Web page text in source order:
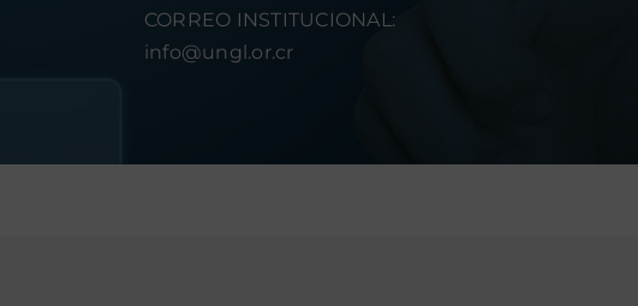
CORREO INSTITUCIONAL:
info@ungl.or.cr